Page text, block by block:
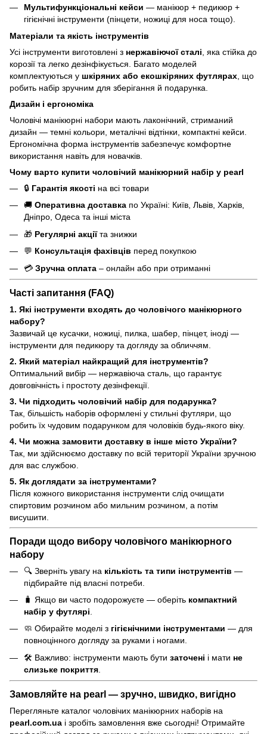
Мультифункціональні кейси — манікюр + педикюр +
гігієнічні інструменти (пінцети, ножиці для носа тощо).
Матеріали та якість інструментів
Усі інструменти виготовлені з нержавіючої сталі , яка стійка до
корозії та легко дезінфікується. Багато моделей
комплектуються у шкіряних або екошкіряних футлярах , що
робить набір зручним для зберігання й подарунка.
Дизайн і ергономіка
Чоловічі манікюрні набори мають лаконічний, стриманий
дизайн — темні кольори, металічні відтінки, компактні кейси.
Ергономічна форма інструментів забезпечує комфортне
використання навіть для новачків.
Чому варто купити чоловічий манікюрний набір у pearl
🔒 Гарантія якості на всі товари
🚚 Оперативна доставка по Україні: Київ, Львів, Харків,
Дніпро, Одеса та інші міста
🎁 Регулярні акціїта знижки
💬 Консультація фахівців перед покупкою
💳 Зручна оплата – онлайн або при отриманні
Часті запитання (FAQ)
1. Які інструменти входять до чоловічого манікюрного
набору?
Зазвичай це кусачки, ножиці, пилка, шабер, пінцет, іноді —
інструменти для педикюру та догляду за обличчям.
2. Який матеріал найкращий для інструментів?
Оптимальний вибір — нержавіюча сталь, що гарантує
довговічність і простоту дезінфекції.
3. Чи підходить чоловічий набір для подарунка?
Так, більшість наборів оформлені у стильні футляри, що
робить їх чудовим подарунком для чоловіків будь-якого віку.
4. Чи можна замовити доставку в інше місто України?
Так, ми здійснюємо доставку по всій території України зручною
для вас службою.
5. Як доглядати за інструментами?
Після кожного використання інструменти слід очищати
спиртовим розчином або мильним розчином, а потім
висушити.
Поради щодо вибору чоловічого манікюрного
набору
🔍 Зверніть увагу на кількість та типи інструментів —
підбирайте під власні потреби.
🧳 Якщо ви часто подорожуєте — оберіть компактний
набір у футлярі
🧼 Обирайте моделі з гігієнічними інструментами — для
повноцінного догляду за руками і ногами.
🛠️ Важливо: інструменти мають бути заточені і мати не
слизьке покриття
Замовляйте на pearl — зручно, швидко, вигідно
Перегляньте каталог чоловічих манікюрних наборів на
pearl.com.ua і зробіть замовлення вже сьогодні! Отримайте